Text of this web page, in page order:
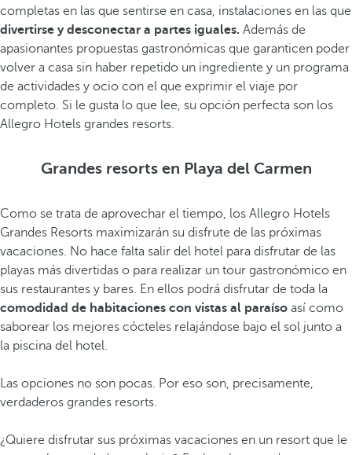
completas en las que sentirse en casa, instalaciones en las que
divertirse y desconectar a partes iguales. Además de
apasionantes propuestas gastronómicas que garanticen poder
volver a casa sin haber repetido un ingrediente y un programa
de actividades y ocio con el que exprimir el viaje por
completo. Si le gusta lo que lee, su opción perfecta son los
Allegro Hotels grandes resorts.
Grandes resorts en Playa del Carmen
Como se trata de aprovechar el tiempo, los Allegro Hotels
Grandes Resorts maximizarán su disfrute de las próximas
vacaciones. No hace falta salir del hotel para disfrutar de las
playas más divertidas o para realizar un tour gastronómico en
sus restaurantes y bares. En ellos podrá disfrutar de toda la
comodidad de habitaciones con vistas al paraíso así como
saborear los mejores cócteles relajándose bajo el sol junto a
la piscina del hotel.
Las opciones no son pocas. Por eso son, precisamente,
verdaderos grandes resorts.
¿Quiere disfrutar sus próximas vacaciones en un resort que le